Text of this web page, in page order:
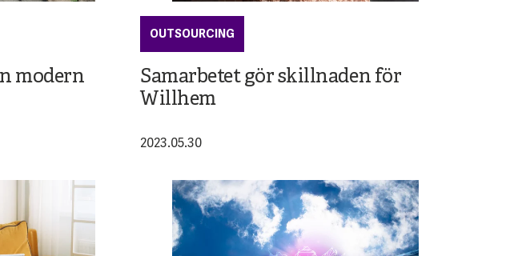
modern
OUTSOURCING
Samarbetet gör skillnaden för
Willhem
2023.05.30